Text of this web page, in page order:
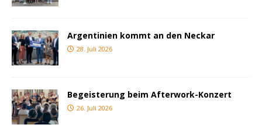
Argentinien kommt an den Neckar
28. Juli 2026
Begeisterung beim Afterwork-Konzert
26. Juli 2026